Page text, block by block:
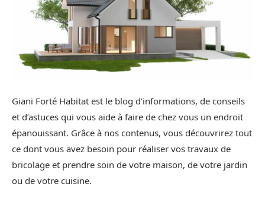
Giani Forté Habitat est le blog d’informations, de conseils
et d’astuces qui vous aide à faire de chez vous un endroit
épanouissant. Grâce à nos contenus, vous découvrirez tout
ce dont vous avez besoin pour réaliser vos travaux de
bricolage et prendre soin de votre maison, de votre jardin
ou de votre cuisine.